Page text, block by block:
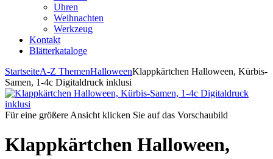
Uhren
Weihnachten
Werkzeug
Kontakt
Blätterkataloge
StartseiteA-Z ThemenHalloweenKlappkärtchen Halloween, Kürbis-
Samen, 1-4c Digitaldruck inklusi
Für eine größere Ansicht klicken Sie auf das Vorschaubild
Klappkärtchen Halloween,